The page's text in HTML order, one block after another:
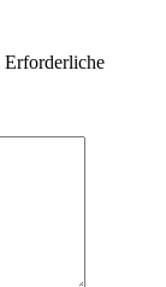
Erforderliche